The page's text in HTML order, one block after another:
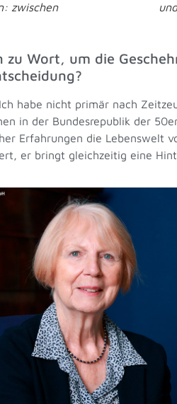
zwischen
Wort, um die
habe nicht primär nach
in der Bundesrepublik der
Erfahrungen die Lebenswelt
er bringt gleichzeitig eine